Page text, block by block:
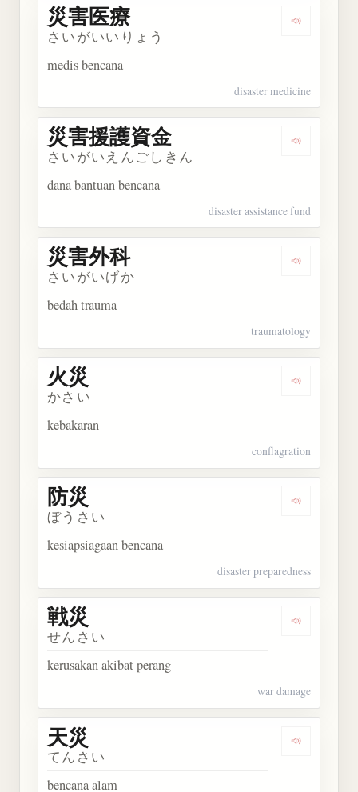
Dengarkan
災害医療
さいがいいりょう
medis bencana
disaster medicine
Dengarkan
災害援護資金
さいがいえんごしきん
dana bantuan bencana
disaster assistance fund
Dengarkan
災害外科
さいがいげか
bedah trauma
traumatology
Dengarkan
火災
かさい
kebakaran
conflagration
Dengarkan
防災
ぼうさい
kesiapsiagaan bencana
disaster preparedness
Dengarkan
戦災
せんさい
kerusakan akibat perang
war damage
Dengarkan
天災
てんさい
bencana alam